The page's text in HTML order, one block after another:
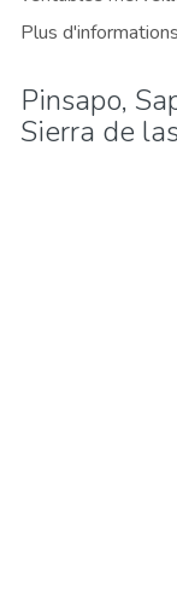
Plus
Pinsapo,
Sierra de